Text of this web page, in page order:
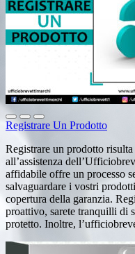
Registrare Un Prodotto
Registrare un prodotto
all’assistenza
affidabile offre un processo
salvaguardare i vostri
copertura della garanzia.
proattivo, sarete tranquilli di
protetto. Inoltre,